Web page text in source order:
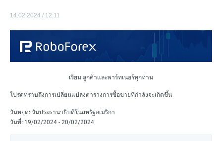
14.02.2024 / 12:11
เรียน ลูกค้าและพาร์ทเนอร์ทุกท่าน
โปรดทราบถึงการเปลี่ยนแปลงตารางการซื้อขายที่กำลังจะเกิดขึ้น
วันหยุด: วันประธานาธิบดีในสหรัฐอเมริกา
วันที่: 19/02/2024 - 20/02/2024